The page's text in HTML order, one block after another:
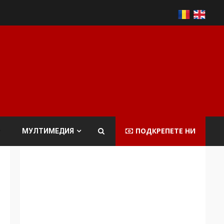
МУЛТИМЕДИЯ ПОДКРЕПЕТЕ НИ